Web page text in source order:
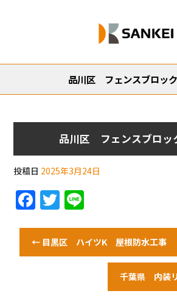
品川区 フェンスブロッ
品川区 フェンスブロッ
投稿日 2025年3月24日
F
c
e
T
itt
er
e
← 目黒区 ハイツK 屋根防水工事
千葉県 内装